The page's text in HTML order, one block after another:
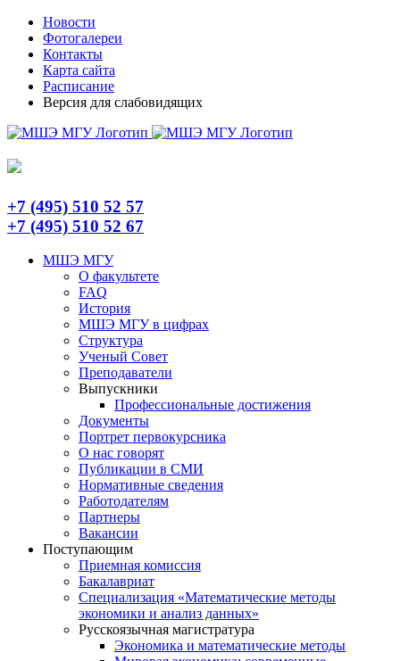
Skip
content
TelegramНовости
Фотогалереи
Контакты
Карта сайта
Расписание
Версия для слабовидящих
+7 (495) 510 52 57
+7 (495) 510 52 67
МШЭ МГУ
О факультете
FAQ
История
МШЭ МГУ в цифрах
Структура
Ученый Совет
Преподаватели
Выпускники
Профессиональные достижения
Документы
Портрет первокурсника
О нас говорят
Публикации в СМИ
Нормативные сведения
Работодателям
Партнеры
Вакансии
Поступающим
Приемная комиссия
Бакалавриат
Специализация «Математические методы
экономики и анализ данных»
Русскоязычная магистратура
Экономика и математические методы